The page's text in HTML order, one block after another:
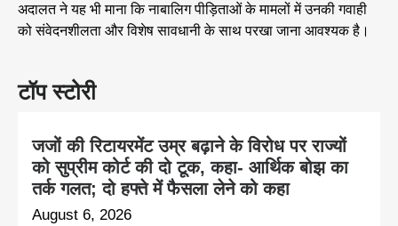
टॉप स्टोरी
जजों की रिटायरमेंट उम्र बढ़ाने के विरोध पर राज्यों
को सुप्रीम कोर्ट की दो टूक, कहा- आर्थिक बोझ का
तर्क गलत; दो हफ्ते में फैसला लेने को कहा
August 6, 2026
अदालत ने यह भी माना कि नाबालिग पीड़िताओं के मामलों में उनकी गवाही
को संवेदनशीलता और विशेष सावधानी के साथ परखा जाना आवश्यक है।